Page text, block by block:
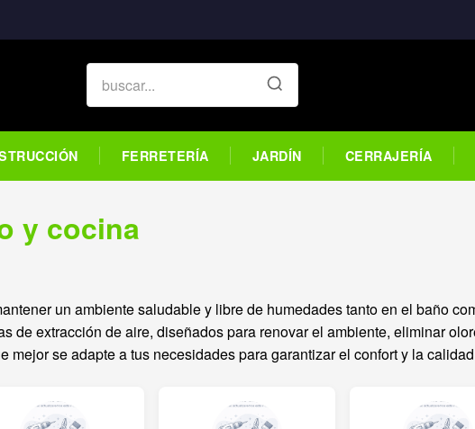
FERRETERÍA JARDÍN CERRAJERÍA
y cocina
un ambiente saludable y libre de humedades tanto en el baño
de extracción de aire, diseñados para renovar el ambiente, eliminar
se adapte a tus necesidades para garantizar el confort y la